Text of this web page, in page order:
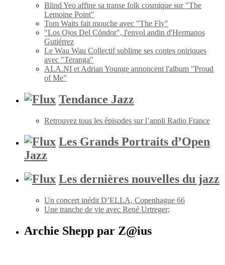
Blind Yeo affine sa transe folk cosmique sur "The
Lemoine Point"
Tom Waits fait mouche avec "The Fly"
"Los Ojos Del Cóndor", l'envol andin d'Hermanos
Gutiérrez
Le Wau Wau Collectif sublime ses contes oniriques
avec "Teranga"
ALA.NI et Adrian Younge annoncent l'album "Proud
of Me"
Tendance Jazz
Retrouvez tous les épisodes sur l’appli Radio France
Les Grands Portraits d’Open
Jazz
Les dernières nouvelles du jazz
Un concert inédit D’ELLA, Copenhague 66
Une tranche de vie avec René Urtreger;
Archie Shepp par Z@ius